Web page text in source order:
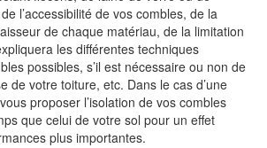
l’accessibilité de vos combles, de la
de chaque matériau, de la limitation
les différentes techniques
possibles, s’il est nécessaire ou non de
de votre toiture, etc. Dans le cas d’une
proposer l’isolation de vos combles
que celui de votre sol pour un effet
plus importantes.